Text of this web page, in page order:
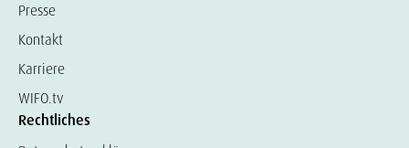
Presse
Kontakt
Karriere
WIFO.tv
Rechtliches